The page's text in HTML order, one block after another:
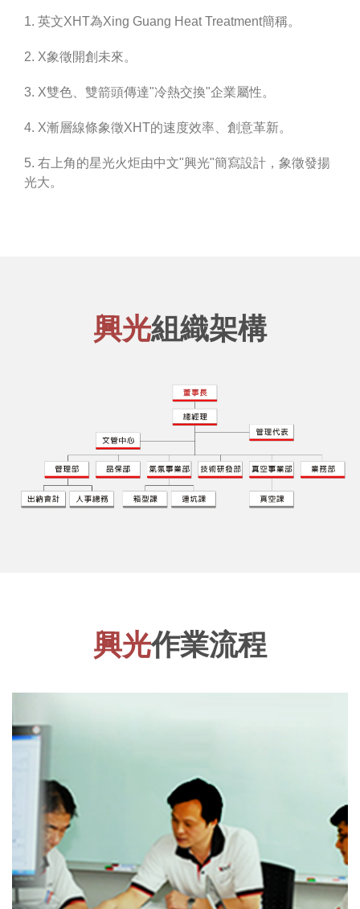
1. 英文XHT為Xing Guang Heat Treatment簡稱。
2. X象徵開創未來。
3. X雙色、雙箭頭傳達"冷熱交換"企業屬性。
4. X漸層線條象徵XHT的速度效率、創意革新。
5. 右上角的星光火炬由中文"興光"簡寫設計，象徵發揚
光大。
興光組織架構
興光作業流程